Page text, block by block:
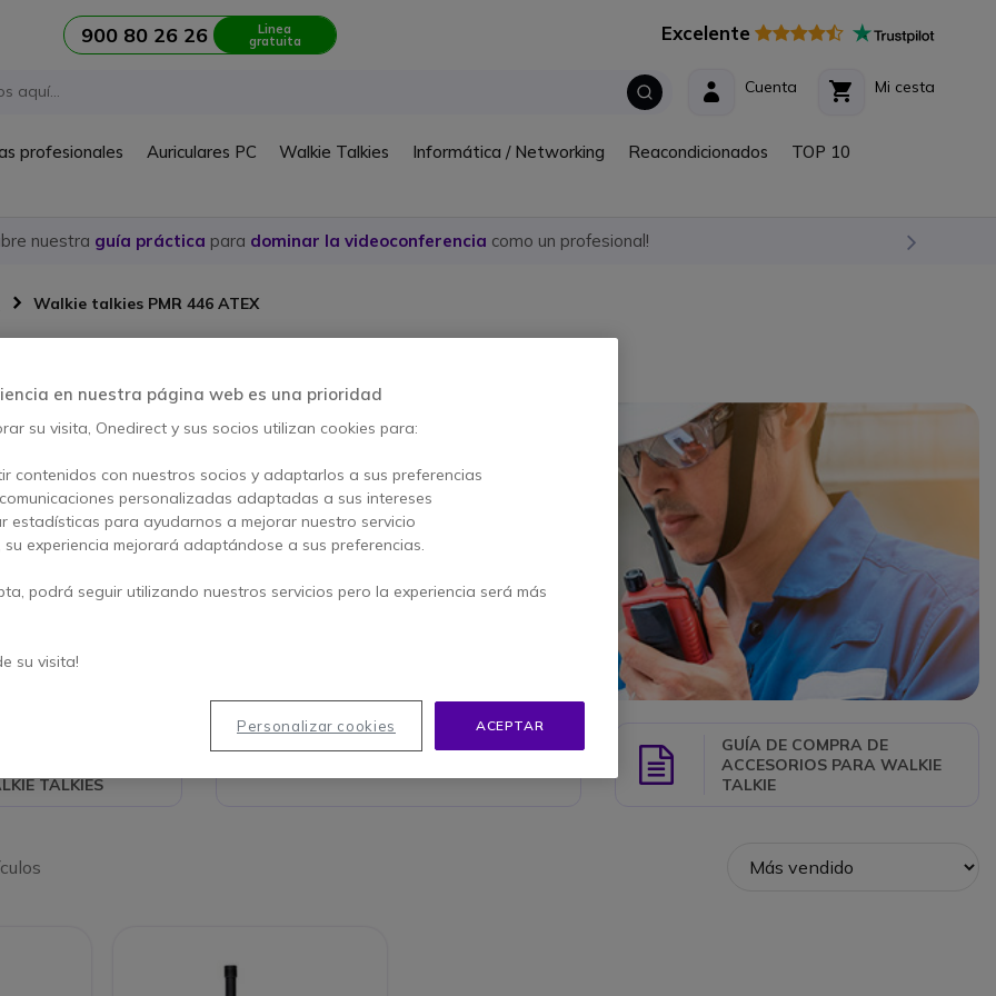
900 80 26 26 Linea
gratuita Excelente
Mi cesta
Cuenta
profesionales Auriculares PC Walkie Talkies Informática / Networking Reacondicionados TOP 10
nuestra guía práctica para dominar la videoconferencia como un profesional!
Walkie talkies PMR 446 ATEX
ATEX - PMR446 sin licencia
SIN LICENCIA: ZONAS
sin licencia están diseñados para entornos de riesgo
las radios ATEX son actualmente las más
sometidos a pruebas y ensayos pesados y
intensivo, son perfectos para operar en las situaciones
TALKIES
GuideGUÍA DE COMPRA DE WALKIE
Guide
GUÍA DE COMPRA DE
ACCESORIOS PARA WALKIE
TALKIE
en nuestra página web es una prioridad
su visita, Onedirect y sus socios utilizan cookies para:
contenidos con nuestros socios y adaptarlos a sus preferencias
personalizadas adaptadas a sus intereses
estadísticas para ayudarnos a mejorar nuestro servicio
su experiencia mejorará adaptándose a sus preferencias.
podrá seguir utilizando nuestros servicios pero la experiencia será más
su visita!
ACEPTAR
Personalizar cookies